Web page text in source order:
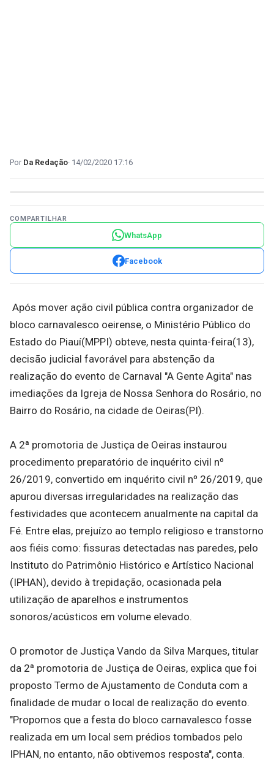
Da Redação 14/02/2020 17:16
COMPARTILHAR
WhatsApp
Facebook
Após mover ação civil pública contra organizador de
bloco carnavalesco oeirense, o Ministério Público do
Estado do Piauí(MPPI) obteve, nesta quinta-feira(13),
decisão judicial favorável para abstenção da
realização do evento de Carnaval "A Gente Agita" nas
imediações da Igreja de Nossa Senhora do Rosário, no
Bairro do Rosário, na cidade de Oeiras(PI).
A 2ª promotoria de Justiça de Oeiras instaurou
procedimento preparatório de inquérito civil nº
26/2019, convertido em inquérito civil nº 26/2019, que
apurou diversas irregularidades na realização das
festividades que acontecem anualmente na capital da
Fé. Entre elas, prejuízo ao templo religioso e transtorno
aos fiéis como: fissuras detectadas nas paredes, pelo
Instituto do Patrimônio Histórico e Artístico Nacional
(IPHAN), devido à trepidação, ocasionada pela
utilização de aparelhos e instrumentos
sonoros/acústicos em volume elevado.
O promotor de Justiça Vando da Silva Marques, titular
da 2ª promotoria de Justiça de Oeiras, explica que foi
proposto Termo de Ajustamento de Conduta com a
finalidade de mudar o local de realização do evento.
"Propomos que a festa do bloco carnavalesco fosse
realizada em um local sem prédios tombados pelo
IPHAN, no entanto, não obtivemos resposta", conta.